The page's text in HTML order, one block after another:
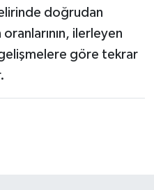
doğrudan
ilerleyen
göre tekrar